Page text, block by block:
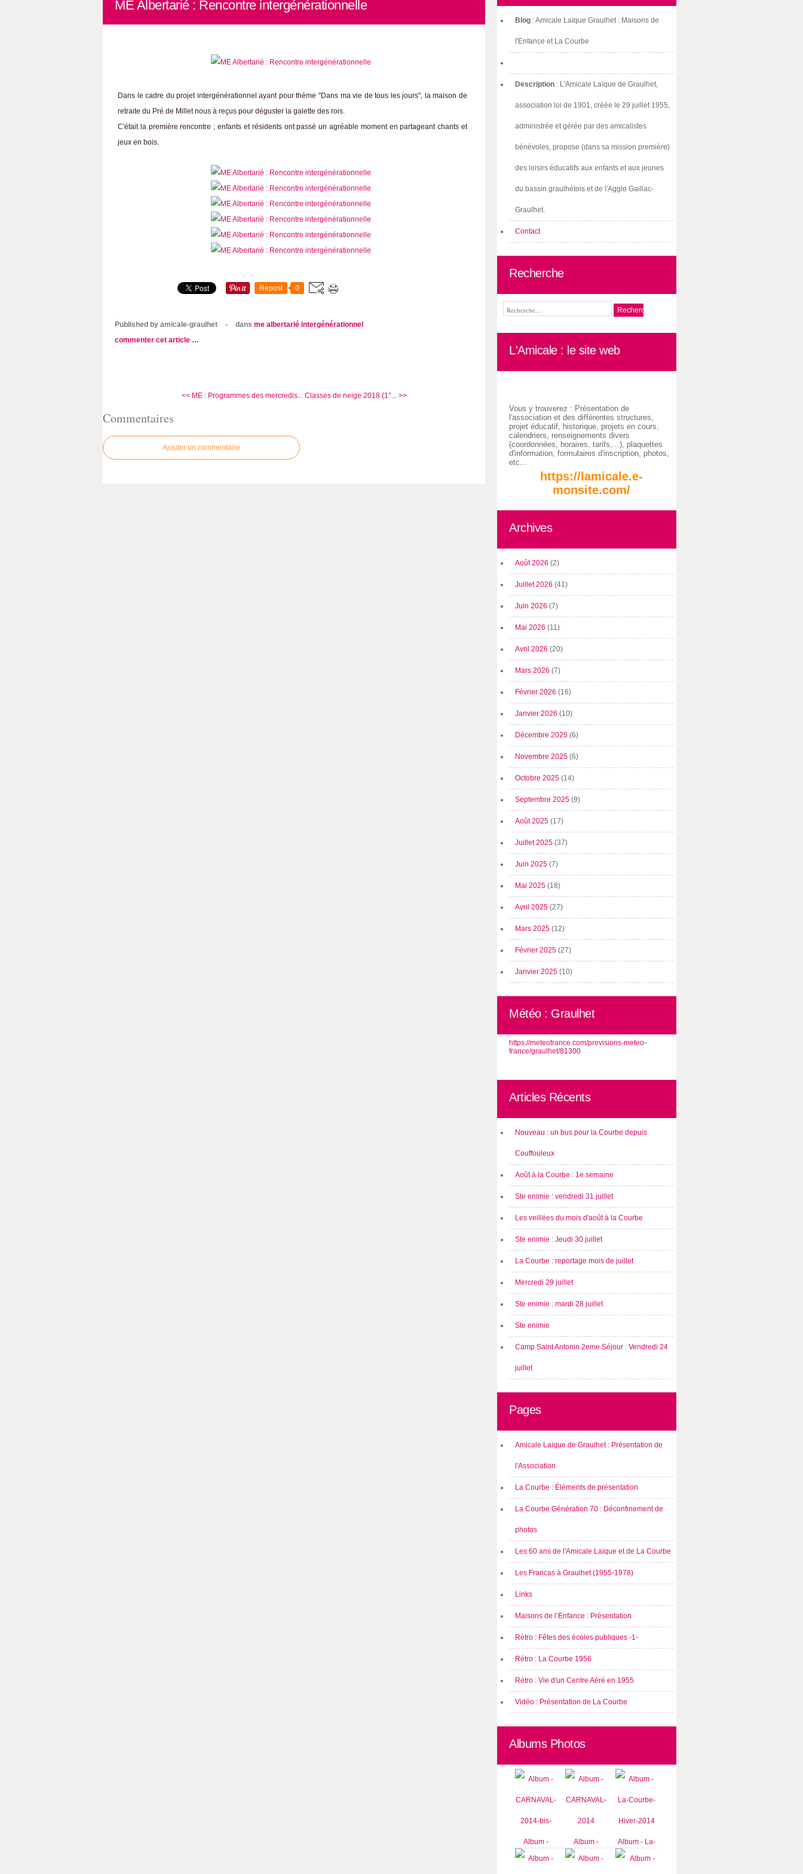
ME Albertarié : Rencontre intergénérationnelle
Dans le cadre du projet intergénérationnel ayant pour thème "Dans ma vie de tous les jours", la maison de
retraite du Pré de Millet nous à reçus pour déguster la galette des rois.
C'était la première rencontre ; enfants et résidents ont passé un agréable moment en partageant chants et
jeux en bois.
Repost 0
Published by amicale-graulhet - dans me albertarié intergénérationnel
commenter cet article …
<< ME : Programmes des mercredis... Classes de neige 2018 (1°... >>
Commentaires
Ajouter un commentaire
Blog : Amicale Laïque Graulhet : Maisons de
l'Enfance et La Courbe
Description : L'Amicale Laïque de Graulhet,
association loi de 1901, créée le 29 juillet 1955,
administrée et gérée par des amicalistes
bénévoles, propose (dans sa mission première)
des loisirs éducatifs aux enfants et aux jeunes
du bassin graulhétois et de l'Agglo Gaillac-
Graulhet.
Contact
Recherche
L'Amicale : le site web
Vous y trouverez : Présentation de
l'association et des différentes structures,
projet éducatif, historique, projets en cours,
calendriers, renseignements divers
(coordonnées, horaires, tarifs,...), plaquettes
d'information, formulaires d'inscription, photos,
etc...
https://lamicale.e-
monsite.com/
Archives
Août 2026 (2)
Juillet 2026 (41)
Juin 2026 (7)
Mai 2026 (11)
Avril 2026 (20)
Mars 2026 (7)
Février 2026 (16)
Janvier 2026 (10)
Décembre 2025 (6)
Novembre 2025 (6)
Octobre 2025 (14)
Septembre 2025 (9)
Août 2025 (17)
Juillet 2025 (37)
Juin 2025 (7)
Mai 2025 (18)
Avril 2025 (27)
Mars 2025 (12)
Février 2025 (27)
Janvier 2025 (10)
Météo : Graulhet
https://meteofrance.com/previsions-meteo-
france/graulhet/81300
Articles Récents
Nouveau : un bus pour la Courbe depuis
Couffouleux
Août à la Courbe : 1e semaine
Ste enimie : vendredi 31 juillet
Les veillées du mois d'août à la Courbe
Ste enimie : Jeudi 30 juillet
La Courbe : reportage mois de juillet
Mercredi 29 juillet
Ste enimie : mardi 28 juillet
Ste enimie
Camp Saint Antonin 2eme Séjour : Vendredi 24
juillet
Pages
Amicale Laïque de Graulhet : Présentation de
l'Association
La Courbe : Éléments de présentation
La Courbe Génération 70 : Déconfinement de
photos
Les 60 ans de l'Amicale Laïque et de La Courbe
Les Francas à Graulhet (1955-1978)
Links
Maisons de l’Enfance : Présentation
Rétro : Fêtes des écoles publiques -1-
Rétro : La Courbe 1956
Rétro : Vie d'un Centre Aéré en 1955
Vidéo : Présentation de La Courbe
Albums Photos
Album -
CARNAVAL-
Album -
CARNAVAL-
Album - La-
Courbe-